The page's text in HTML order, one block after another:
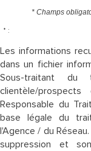
* Champs
* :
Les informations
dans un fichier
Sous-traitant
clientèle/
Responsable du
base légale du
l'Agence / du
suppression et